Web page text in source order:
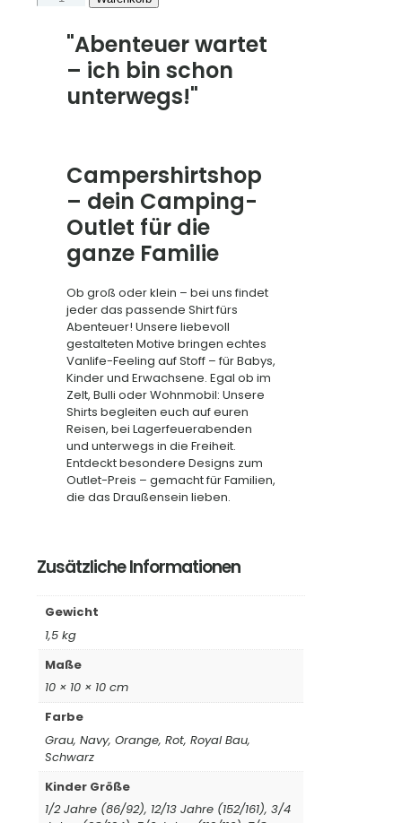
Camper"CampingBus"Schlafmobilchen"
Menge
"Abenteuer wartet
– ich bin schon
unterwegs!"
Campershirtshop
– dein Camping-
Outlet für die
ganze Familie
Ob groß oder klein – bei uns findet
jeder das passende Shirt fürs
Abenteuer! Unsere liebevoll
gestalteten Motive bringen echtes
Vanlife-Feeling auf Stoff – für Babys,
Kinder und Erwachsene. Egal ob im
Zelt, Bulli oder Wohnmobil: Unsere
Shirts begleiten euch auf euren
Reisen, bei Lagerfeuerabenden
und unterwegs in die Freiheit.
Entdeckt besondere Designs zum
Outlet-Preis – gemacht für Familien,
die das Draußensein lieben.
Zusätzliche Informationen
Gewicht
1,5 kg
Maße
10 × 10 × 10 cm
Farbe
Grau, Navy, Orange, Rot, Royal Bau,
Schwarz
Kinder Größe
1/2 Jahre (86/92), 12/13 Jahre (152/161), 3/4